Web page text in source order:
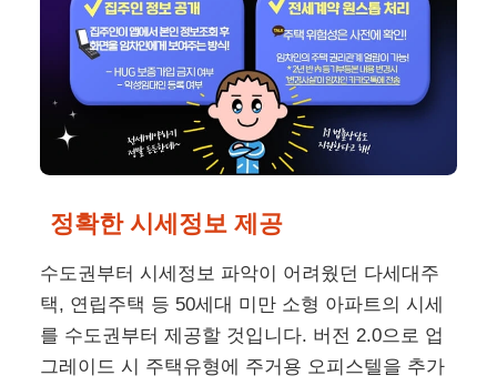
정확한 시세정보 제공
수도권부터 시세정보 파악이 어려웠던 다세대주
택, 연립주택 등 50세대 미만 소형 아파트의 시세
를 수도권부터 제공할 것입니다. 버전 2.0으로 업
그레이드 시 주택유형에 주거용 오피스텔을 추가